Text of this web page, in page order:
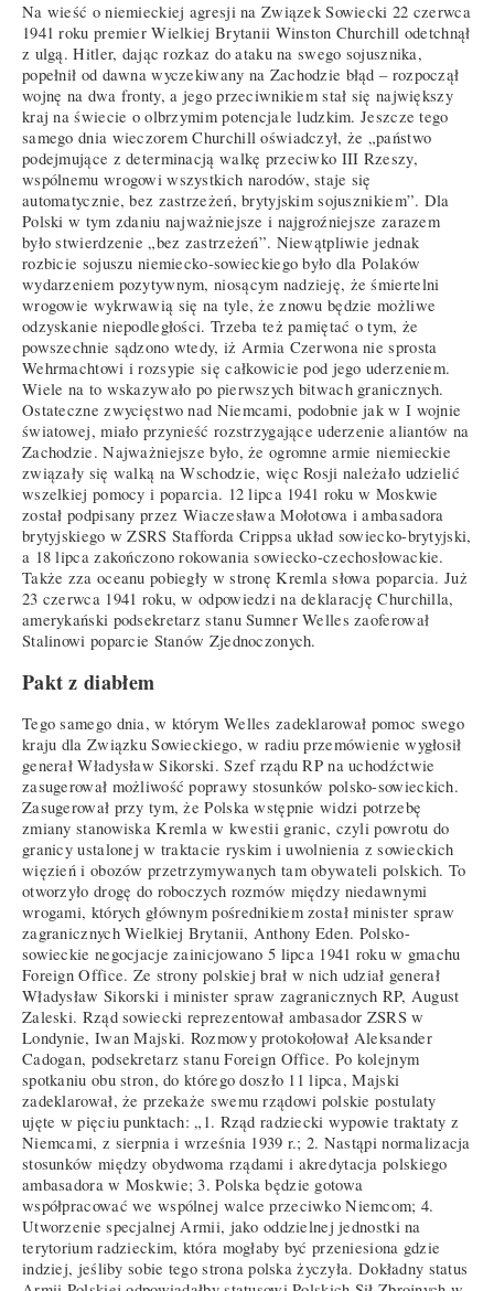
Na wieść o niemieckiej agresji na Związek Sowiecki 22 czerwca
1941 roku premier Wielkiej Brytanii Winston Churchill odetchnął
z ulgą. Hitler, dając rozkaz do ataku na swego sojusznika,
popełnił od dawna wyczekiwany na Zachodzie błąd – rozpoczął
wojnę na dwa fronty, a jego przeciwnikiem stał się największy
kraj na świecie o olbrzymim potencjale ludzkim. Jeszcze tego
samego dnia wieczorem Churchill oświadczył, że „państwo
podejmujące z determinacją walkę przeciwko III Rzeszy,
wspólnemu wrogowi wszystkich narodów, staje się
automatycznie, bez zastrzeżeń, brytyjskim sojusznikiem”. Dla
Polski w tym zdaniu najważniejsze i najgroźniejsze zarazem
było stwierdzenie „bez zastrzeżeń”. Niewątpliwie jednak
rozbicie sojuszu niemiecko-sowieckiego było dla Polaków
wydarzeniem pozytywnym, niosącym nadzieję, że śmiertelni
wrogowie wykrwawią się na tyle, że znowu będzie możliwe
odzyskanie niepodległości. Trzeba też pamiętać o tym, że
powszechnie sądzono wtedy, iż Armia Czerwona nie sprosta
Wehrmachtowi i rozsypie się całkowicie pod jego uderzeniem.
Wiele na to wskazywało po pierwszych bitwach granicznych.
Ostateczne zwycięstwo nad Niemcami, podobnie jak w I wojnie
światowej, miało przynieść rozstrzygające uderzenie aliantów na
Zachodzie. Najważniejsze było, że ogromne armie niemieckie
związały się walką na Wschodzie, więc Rosji należało udzielić
wszelkiej pomocy i poparcia. 12 lipca 1941 roku w Moskwie
został podpisany przez Wiaczesława Mołotowa i ambasadora
brytyjskiego w ZSRS Stafforda Crippsa układ sowiecko-brytyjski,
a 18 lipca zakończono rokowania sowiecko-czechosłowackie.
Także zza oceanu pobiegły w stronę Kremla słowa poparcia. Już
23 czerwca 1941 roku, w odpowiedzi na deklarację Churchilla,
amerykański podsekretarz stanu Sumner Welles zaoferował
Stalinowi poparcie Stanów Zjednoczonych.
Pakt z diabłem
Tego samego dnia, w którym Welles zadeklarował pomoc swego
kraju dla Związku Sowieckiego, w radiu przemówienie wygłosił
generał Władysław Sikorski. Szef rządu RP na uchodźctwie
zasugerował możliwość poprawy stosunków polsko-sowieckich.
Zasugerował przy tym, że Polska wstępnie widzi potrzebę
zmiany stanowiska Kremla w kwestii granic, czyli powrotu do
granicy ustalonej w traktacie ryskim i uwolnienia z sowieckich
więzień i obozów przetrzymywanych tam obywateli polskich. To
otworzyło drogę do roboczych rozmów między niedawnymi
wrogami, których głównym pośrednikiem został minister spraw
zagranicznych Wielkiej Brytanii, Anthony Eden. Polsko-
sowieckie negocjacje zainicjowano 5 lipca 1941 roku w gmachu
Foreign Office. Ze strony polskiej brał w nich udział generał
Władysław Sikorski i minister spraw zagranicznych RP, August
Zaleski. Rząd sowiecki reprezentował ambasador ZSRS w
Londynie, Iwan Majski. Rozmowy protokołował Aleksander
Cadogan, podsekretarz stanu Foreign Office. Po kolejnym
spotkaniu obu stron, do którego doszło 11 lipca, Majski
zadeklarował, że przekaże swemu rządowi polskie postulaty
ujęte w pięciu punktach: „1. Rząd radziecki wypowie traktaty z
Niemcami, z sierpnia i września 1939 r.; 2. Nastąpi normalizacja
stosunków między obydwoma rządami i akredytacja polskiego
ambasadora w Moskwie; 3. Polska będzie gotowa
współpracować we wspólnej walce przeciwko Niemcom; 4.
Utworzenie specjalnej Armii, jako oddzielnej jednostki na
terytorium radzieckim, która mogłaby być przeniesiona gdzie
indziej, jeśliby sobie tego strona polska życzyła. Dokładny status